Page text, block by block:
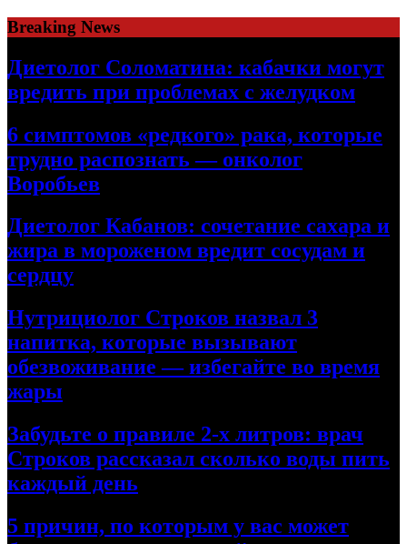
Skip
to
content
Breaking News
Диетолог Соломатина: кабачки могут
вредить при проблемах с желудком
6 симптомов «редкого» рака, которые
трудно распознать — онколог
Воробьев
Диетолог Кабанов: сочетание сахара и
жира в мороженом вредит сосудам и
сердцу
Нутрициолог Строков назвал 3
напитка, которые вызывают
обезвоживание — избегайте во время
жары
Забудьте о правиле 2-х литров: врач
Строков рассказал сколько воды пить
каждый день
5 причин, по которым у вас может